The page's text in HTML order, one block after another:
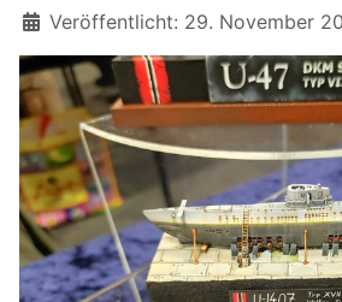
Details
Veröffentlicht: 29. November